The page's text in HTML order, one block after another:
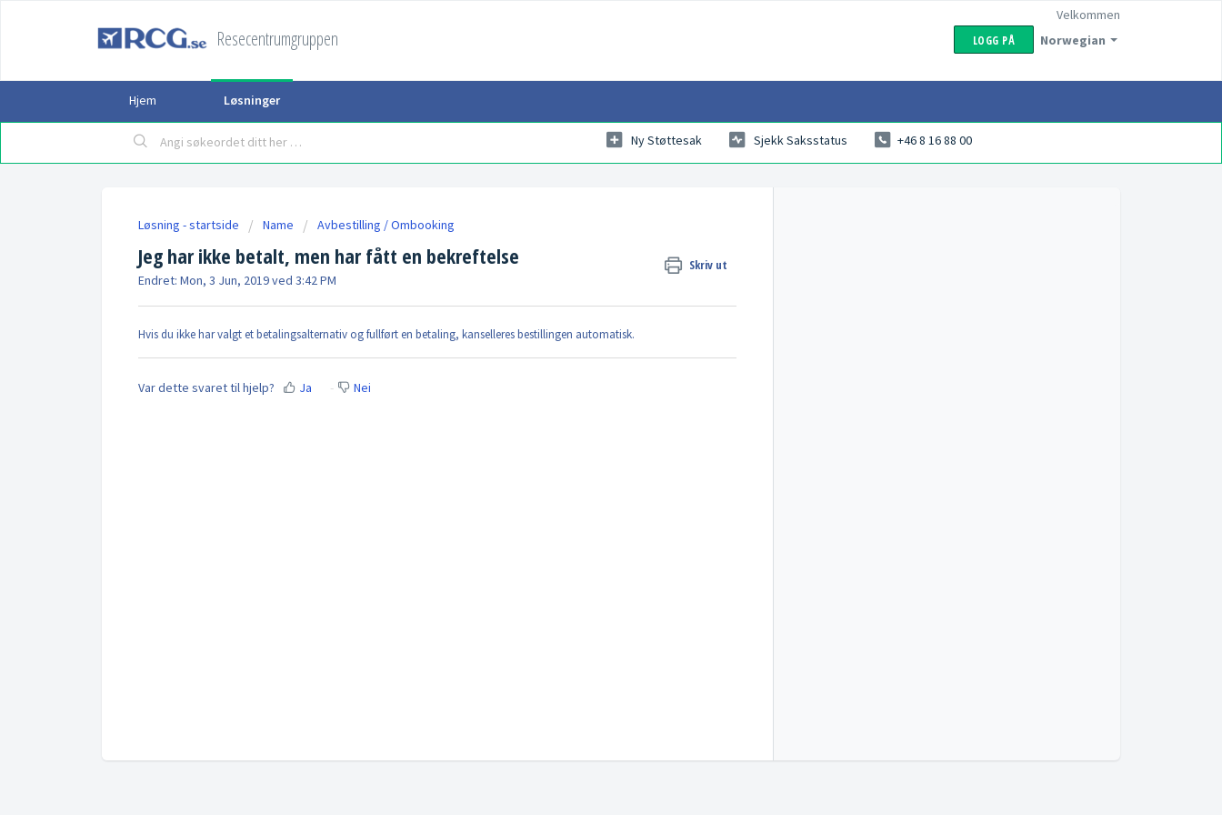
Resecentrumgruppen Norwegian
Velkommen
LOGG PÅ
Hjem Løsninger
Ny Støttesak Sjekk Saksstatus +46 8 16 88 00
Løsning - startside Name Avbestilling / Ombooking
Jeg har ikke betalt, men har fått en bekreftelse
Skriv ut
Endret: Mon, 3 Jun, 2019 ved 3:42 PM
Hvis du ikke har valgt et betalingsalternativ og fullført en betaling, kanselleres bestillingen automatisk.
Var dette svaret til hjelp? Ja Nei